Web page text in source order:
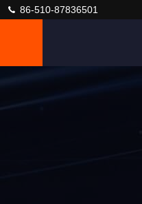
86-510-87836501